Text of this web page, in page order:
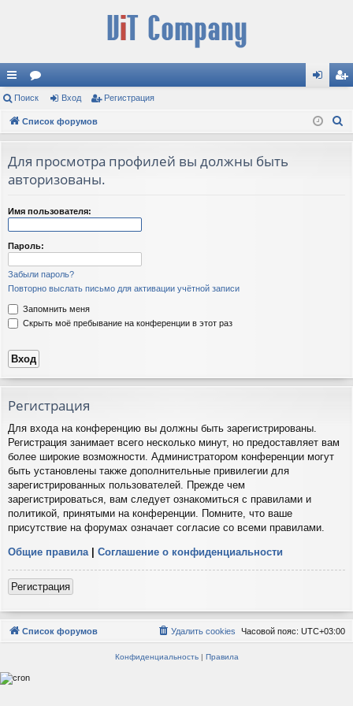
с
ы
и
ор
ум д ис
Поиск Вход Регистрация
Список форумов
Для просмотра профилей вы должны быть
авторизованы.
Имя пользователя:
Пароль:
Забыли пароль?
Повторно выслать письмо для активации учётной записи
Запомнить меня
Скрыть моё пребывание на конференции в этот раз
Регистрация
Для входа на конференцию вы должны быть зарегистрированы.
Регистрация занимает всего несколько минут, но предоставляет вам
более широкие возможности. Администратором конференции могут
быть установлены также дополнительные привилегии для
зарегистрированных пользователей. Прежде чем
зарегистрироваться, вам следует ознакомиться с правилами и
политикой, принятыми на конференции. Помните, что ваше
присутствие на форумах означает согласие со всеми правилами.
Общие правила | Соглашение о конфиденциальности
Регистрация
Список форумов Часовой пояс: UTC+03:00
Удалить cookies
Конфиденциальность| Правила